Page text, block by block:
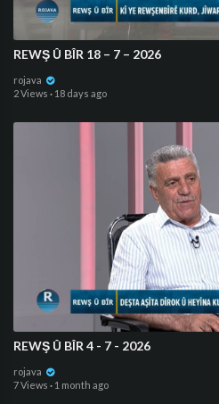
⁣REWŞ Û BÎR 18 – 7 – 2026
rojava
2 Views · 18 days ago
⁣REWŞ Û BÎR 4 - 7 - 2026
rojava
7 Views · 1 month ago